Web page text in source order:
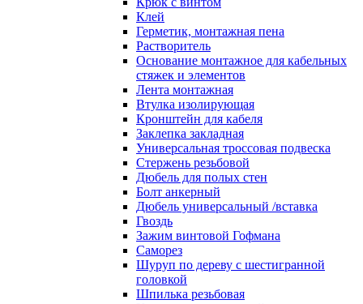
Клей
Герметик, монтажная пена
Растворитель
Основание монтажное для кабельных
стяжек и элементов
Лента монтажная
Втулка изолирующая
Кронштейн для кабеля
Заклепка закладная
Универсальная троссовая подвеска
Стержень резьбовой
Дюбель для полых стен
Болт анкерный
Дюбель универсальный /вставка
Гвоздь
Зажим винтовой Гофмана
Саморез
Шуруп по дереву с шестигранной
головкой
Шпилька резьбовая